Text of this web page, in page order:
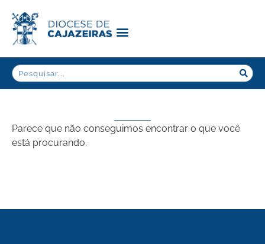
Parece que não conseguimos encontrar o que você
está procurando.